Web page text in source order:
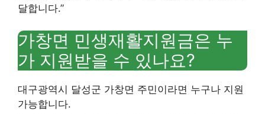
달합니다.”
가창면 민생재활지원금은 누
가 지원받을 수 있나요?
대구광역시 달성군 가창면 주민이라면 누구나 지원
가능합니다.